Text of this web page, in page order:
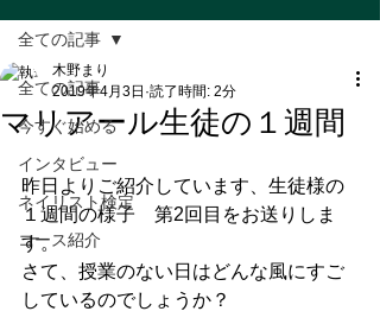
全ての記事
今すぐ始める
インタビュー
ネイリスト検定
コース紹介
全ての記事
マリアール生徒の１週間
木野まり
2019年4月3日 読了時間: 2分
昨日よりご紹介しています、生徒様の
１週間の様子　第2回目をお送りしま
す。
さて、授業のない日はどんな風にすご
しているのでしょうか？